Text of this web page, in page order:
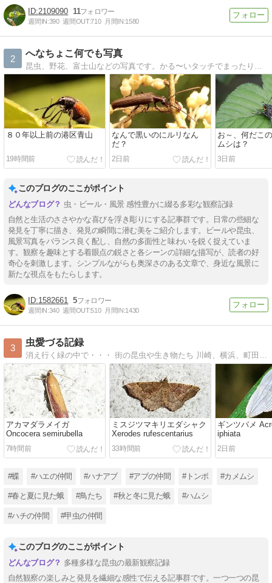
2109090 11
週間IN:390 週間OUT:710 月間IN:1580
2
へなちょこ何でも写真
８０年以上前の港区青山
19時間前
なんで黒いのにルリなん
だ？
2日前
お～、何だこ
ムシは？
3日前
このブログのここがポイント
虫・ビール・風景 感性豊かに綴る多彩な観察記録
自然と生活のささやかな喜びを浮き彫りにする記事群です。日常の些細な
発見を丁寧に描き、発見の瞬間に潜む美をご紹介します。ビールや昆虫、
風景写真をバランス良く配し、自然の多面性と味わいを鋭く捉えていま
す。観察を趣味とする着眼点の鋭さと各シーンの詳細な描写が、読者の好
奇心を刺激します。シンプルながらも奥深さのある文章で、身近な風景に
新たな視点をもたらします。
1582661 5
週間IN:340 週間OUT:510 月間IN:1430
3
虫愛づる記録
消え行く緑の中で・・・ 街の昆虫や生き物たち 川崎、横浜、町田、福岡
アカマダラメイガ
Oncocera semirubella
7時間前
ミスジツマキリエダシャク
Xerodes rufescentarius
33時間前
ギンツバメ
iphiata
2日前
#蝶 #ハエの仲間 #ハナアブ #アブの仲間 #トンボ #カメムシ
#春と夏に見た蛾 #鳥たち #秋と冬に見た蛾 #ハムシ
#ハチの仲間 #甲虫の仲間
このブログのここがポイント
多種多様な昆虫の最新観察記録
自然観察の楽しみと発見を繊細な感性で伝える記事群です。一つ一つの昆